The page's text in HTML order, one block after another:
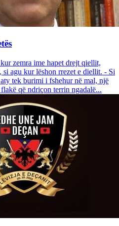
zemra ime hapet drejt qiellit,
agu kur lëshon rrezet e diellit. - Si
tek burimi i fshehur në mal, një
që ndriçon terrin ngadalë...